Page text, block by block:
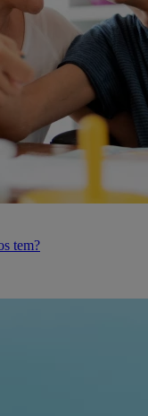
tem?